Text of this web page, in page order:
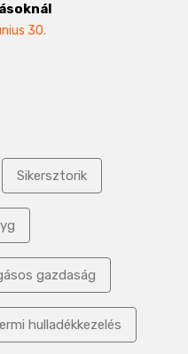
30.
Sikersztorik
gazdaság
hulladékkezelés